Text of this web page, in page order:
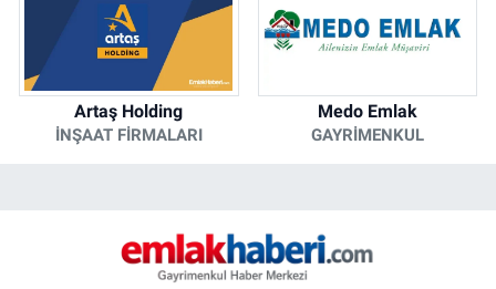
Artaş Holding
İNŞAAT FIRMALARI
Medo Emlak
GAYRIMENKUL